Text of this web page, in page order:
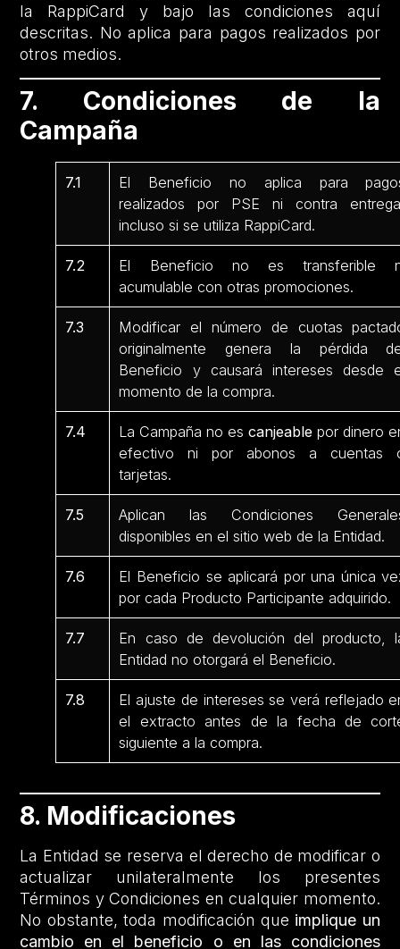
la RappiCard y bajo las condiciones aquí
descritas. No aplica para pagos realizados por
otros medios.
7. Condiciones de la
Campaña
7.1
El Beneficio no aplica para
realizados por PSE ni contra
incluso si se utiliza RappiCard.
7.2
El Beneficio no es transferible
acumulable con otras promociones.
7.3
Modificar el número de cuotas
originalmente genera la pérdida
Beneficio y causará intereses desde
momento de la compra.
7.4 La Campaña no escanjeable por dinero
efectivo ni por abonos a cuentas
tarjetas.
7.5
Aplican las Condiciones
disponibles en el sitio web de la Entidad.
7.6
El Beneficio se aplicará por una única
por cada Producto Participante adquirido.
7.7
En caso de devolución del producto,
Entidad no otorgará el Beneficio.
7.8
El ajuste de intereses se verá reflejado
el extracto antes de la fecha de
siguiente a la compra.
8. Modificaciones
La Entidad se reserva el derecho de modificar o
actualizar unilateralmente los presentes
Términos y Condiciones en cualquier momento.
No obstante, toda modificación que implique un
cambio en el beneficio o en las condiciones